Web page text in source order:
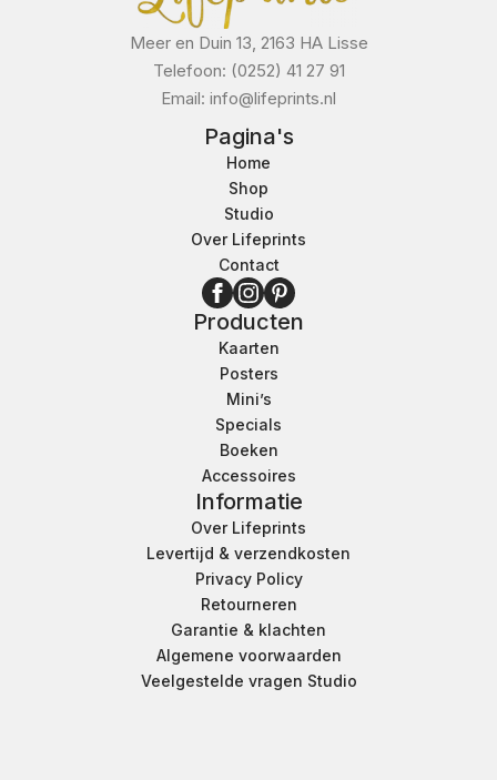
Meer en Duin 13, 2163 HA Lisse
Telefoon: (0252) 41 27 91
Email: info@lifeprints.nl
Pagina's
Home
Shop
Studio
Over Lifeprints
Contact
Producten
Kaarten
Posters
Mini’s
Specials
Boeken
Accessoires
Informatie
Over Lifeprints
Levertijd & verzendkosten
Privacy Policy
Retourneren
Garantie & klachten
Algemene voorwaarden
Veelgestelde vragen Studio